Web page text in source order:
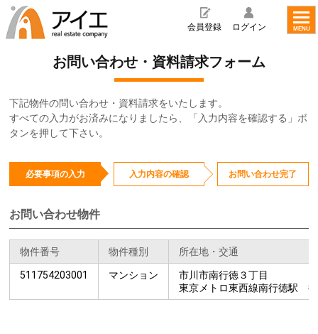
MENU
会員登録 ログイン
お問い合わせ・資料請求フォーム
下記物件の問い合わせ・資料請求をいたします。
すべての入力がお済みになりましたら、「入力内容を確認する」ボ
タンを押して下さい。
必要事項の入力 入力内容の確認 お問い合わせ完了
お問い合わせ物件
物件番号 物件種別 所在地・交通
511754203001 マンション
市川市南行徳３丁目
東京メトロ東西線南行徳駅